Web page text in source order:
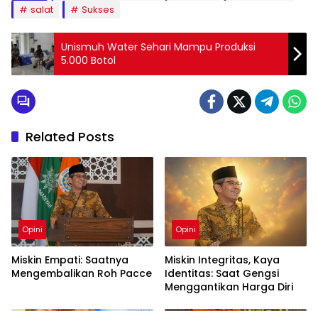
salat
Sukses
Unismuh Water Sehari Mampu Produksi
5.000 Botol
Related Posts
Opini
Miskin Empati: Saatnya
Mengembalikan Roh Pacce
Opini
Miskin Integritas, Kaya
Identitas: Saat Gengsi
Menggantikan Harga Diri